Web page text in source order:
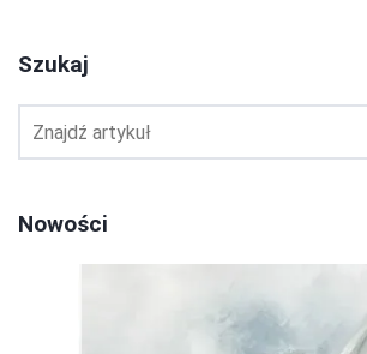
Szukaj
Nowości